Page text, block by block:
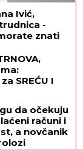
Ivić,
-
znati
SREĆU I
da očekuju
računi i
a novčanik